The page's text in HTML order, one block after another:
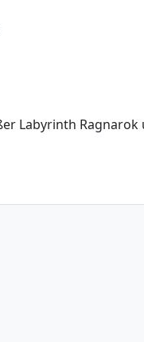
Labyrinth Ragnarok